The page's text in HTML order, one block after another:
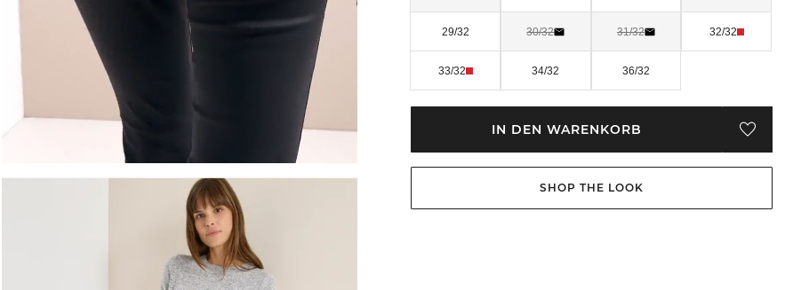
29/32 30/32 31/32 32/32
33/32 34/32 36/32
IN DEN WARENKORB
SHOP THE LOOK